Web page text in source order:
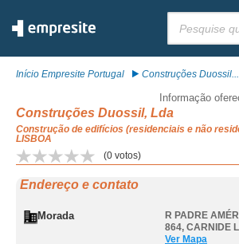
Início Empresite Portugal Construções Duossil...
Informação
Construções Duossil, Lda
Construção de edifícios (residenciais e não
LISBOA
(0 votos)
Endereço e contato
Morada
R PADRE
864, CARNIDE
Ver Mapa